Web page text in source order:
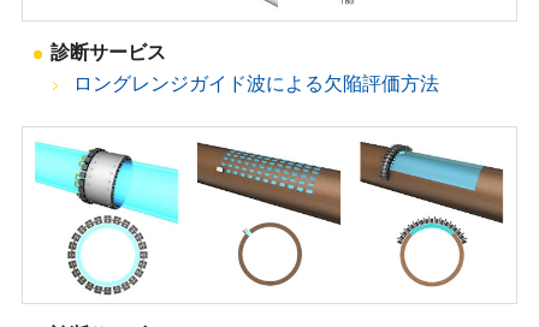
診断サービス
ロングレンジガイド波による欠陥評価方法